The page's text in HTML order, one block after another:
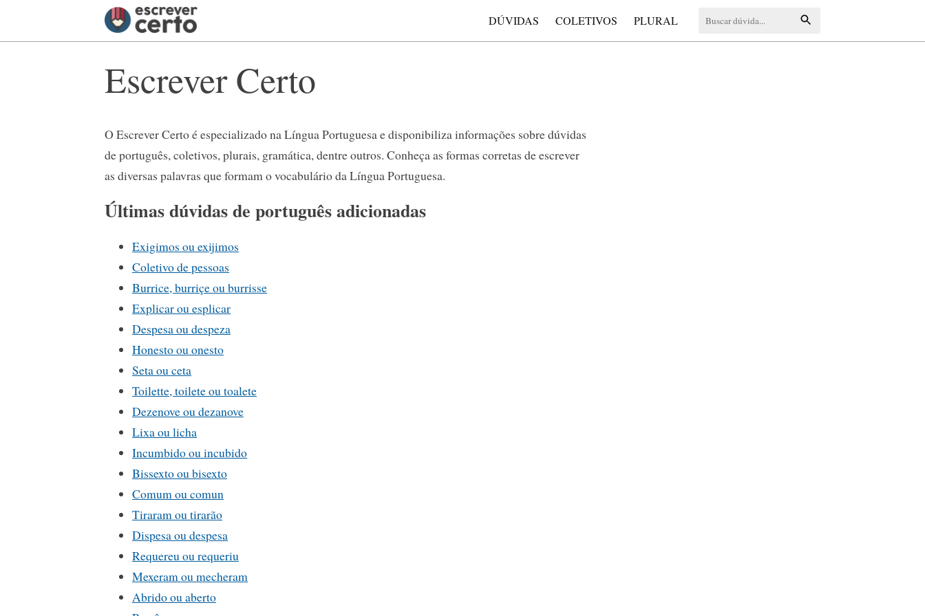
DÚVIDAS COLETIVOS PLURAL
Escrever Certo
O Escrever Certo é especializado na Língua Portuguesa e disponibiliza informações sobre dúvidas
de português, coletivos, plurais, gramática, dentre outros. Conheça as formas corretas de escrever
as diversas palavras que formam o vocabulário da Língua Portuguesa.
Últimas dúvidas de português adicionadas
Exigimos ou exijimos
Coletivo de pessoas
Burrice, burriçe ou burrisse
Explicar ou esplicar
Despesa ou despeza
Honesto ou onesto
Seta ou ceta
Toilette, toilete ou toalete
Dezenove ou dezanove
Lixa ou licha
Incumbido ou incubido
Bissexto ou bisexto
Comum ou comun
Tiraram ou tirarão
Dispesa ou despesa
Requereu ou requeriu
Mexeram ou mecheram
Abrido ou aberto